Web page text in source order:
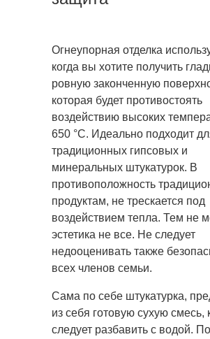
Огнеупорная отделка
когда вы хотите получить
ровную законченную
которая будет противостоять
воздействию высоких
650 °C. Идеально подходит
традиционных гипсовых и
минеральных штукатурок. В
противоположность
продуктам, не трескается под
воздействием тепла. Тем не
эстетика не все. Не следует
недооценивать также
всех членов семьи.
Сама по себе штукатурка,
из себя готовую сухую смесь,
следует разбавить с водой.